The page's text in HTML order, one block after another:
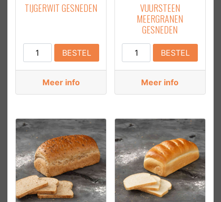
TIJGERWIT GESNEDEN
Tijgerwit
Gesneden
aantal
BESTEL
Meer info
VUURSTEEN
MEERGRANEN
GESNEDEN
Vuursteen
Meergranen
Gesneden
aantal
BESTEL
Meer info